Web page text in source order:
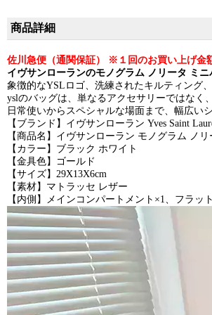
商品詳細
佐川急便（通関保証） ※１回のお買い上げ金
イヴサンローランのモノグラム ノリータ ミニ
象徴的なYSLロゴ、洗練されたキルティング
yslのバッグは、単なるアクセサリーではなく
日常使いからスペシャルな場面まで、幅広い
【ブランド】イヴサンローラン Yves Saint
【商品名】イヴサンローラン モノグラム ノ
【カラー】ブラック ホワイト
【金具色】ゴールド
【サイズ】29X13X6cm
【素材】マトラッセ レザー
【内側】メインコンパートメント×1、フラッ